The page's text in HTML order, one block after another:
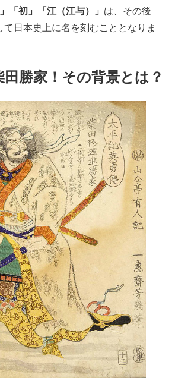
「初」「江（江与）」 は、その後
て日本史上に名を刻むこととなりま
勝家！その背景とは？